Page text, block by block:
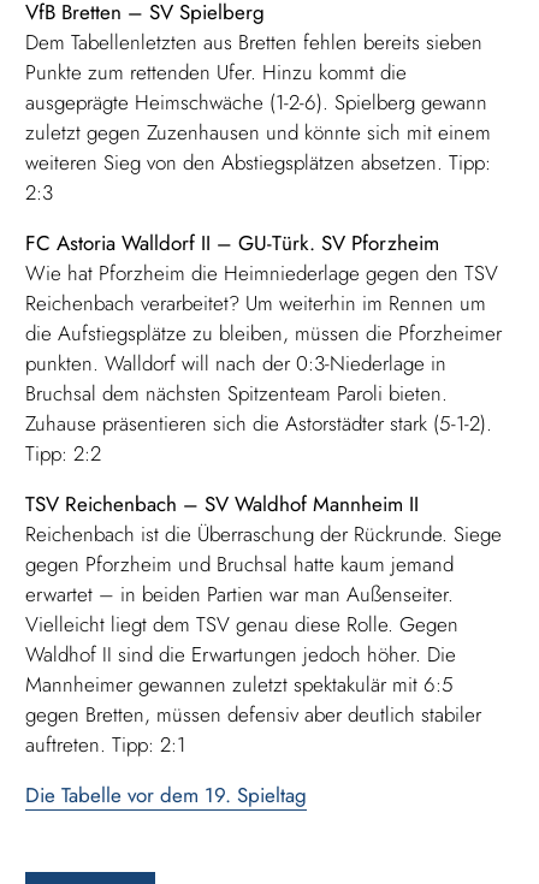
VfB Bretten – SV Spielberg
Dem Tabellenletzten aus Bretten fehlen bereits sieben
Punkte zum rettenden Ufer. Hinzu kommt die
ausgeprägte Heimschwäche (1-2-6). Spielberg gewann
zuletzt gegen Zuzenhausen und könnte sich mit einem
weiteren Sieg von den Abstiegsplätzen absetzen. Tipp:
2:3
FC Astoria Walldorf II – GU-Türk. SV Pforzheim
Wie hat Pforzheim die Heimniederlage gegen den TSV
Reichenbach verarbeitet? Um weiterhin im Rennen um
die Aufstiegsplätze zu bleiben, müssen die Pforzheimer
punkten. Walldorf will nach der 0:3-Niederlage in
Bruchsal dem nächsten Spitzenteam Paroli bieten.
Zuhause präsentieren sich die Astorstädter stark (5-1-2).
Tipp: 2:2
TSV Reichenbach – SV Waldhof Mannheim II
Reichenbach ist die Überraschung der Rückrunde. Siege
gegen Pforzheim und Bruchsal hatte kaum jemand
erwartet – in beiden Partien war man Außenseiter.
Vielleicht liegt dem TSV genau diese Rolle. Gegen
Waldhof II sind die Erwartungen jedoch höher. Die
Mannheimer gewannen zuletzt spektakulär mit 6:5
gegen Bretten, müssen defensiv aber deutlich stabiler
auftreten. Tipp: 2:1
Die Tabelle vor dem 19. Spieltag